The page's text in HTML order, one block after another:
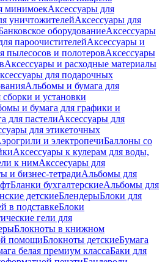
минимоекАксессуары для
уничтожителейАксессуары для
оборудованиеАксессуары
пароочистителейАксессуары и
пылесосов и полотеровАксессуары
Аксессуары и расходные материалы
для подарочных
Альбомы и бумага для
и установки
и бумага для графики и
для пастелиАксессуары для
для этикеточных
и электропечиБаллоны со
Аксессуары к кулерам для воды,
к нимАкссесуары для
и бизнес-тетрадиАльбомы для
Бланки бухгалтерскиеАльбомы для
детскиеБлендерыБлоки для
в подставкеБлоки
гели для
Блокноты в книжном
помощиБлокноты детскиеБумага
белая премиум классаБаки для